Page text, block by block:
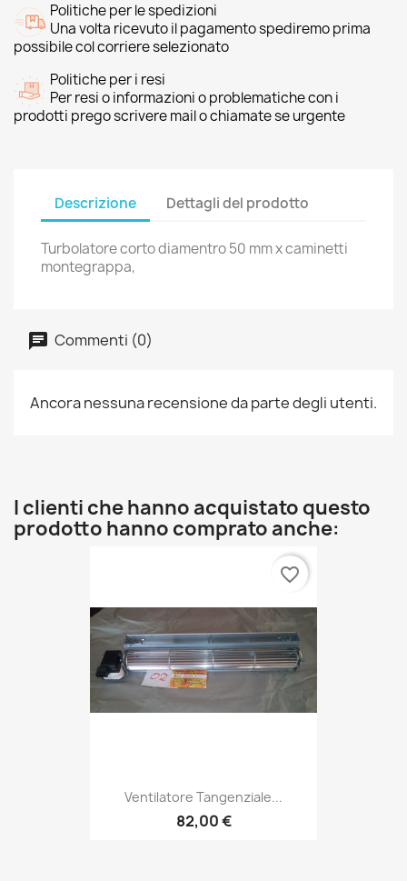
Politiche per le spedizioni
Una volta ricevuto il pagamento spediremo prima
possibile col corriere selezionato
Politiche per i resi
Per resi o informazioni o problematiche con i
prodotti prego scrivere mail o chiamate se urgente
Descrizione Dettagli del prodotto
Turbolatore corto diamentro 50 mm x caminetti
montegrappa,
Commenti (0)
Ancora nessuna recensione da parte degli utenti.
I clienti che hanno acquistato questo
prodotto hanno comprato anche:
Ventilatore Tangenziale...
82,00 €
favorite_border